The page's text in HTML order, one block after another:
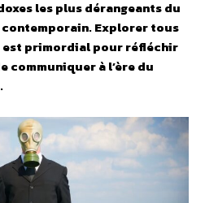
les plus dérangeants du
Explorer tous
primordial pour réfléchir
communiquer à l’ère du